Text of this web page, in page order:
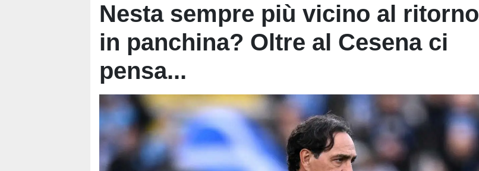
Nesta sempre più vicino al ritorno
in panchina? Oltre al Cesena ci
pensa...